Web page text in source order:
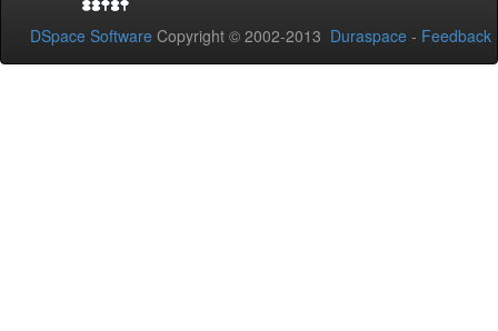
DSpace Software Copyright © 2002-2013 Duraspace - Feedback